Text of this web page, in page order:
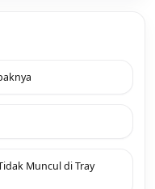
Muncul di Tray